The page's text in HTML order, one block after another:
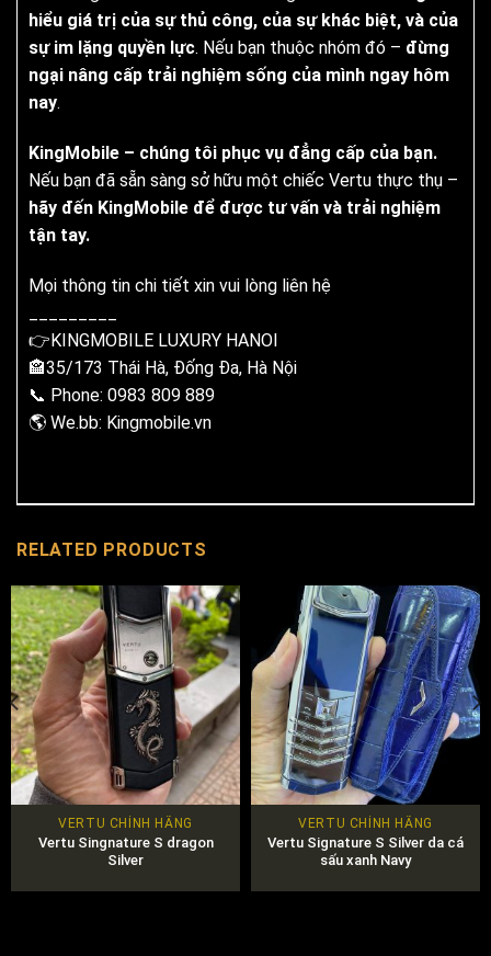
hiểu giá trị của sự thủ công, của sự khác biệt, và của
sự im lặng quyền lực. Nếu bạn thuộc nhóm đó – đừng
ngại nâng cấp trải nghiệm sống của mình ngay hôm
nay.
KingMobile – chúng tôi phục vụ đẳng cấp của bạn.
Nếu bạn đã sẵn sàng sở hữu một chiếc Vertu thực thụ –
hãy đến KingMobile để được tư vấn và trải nghiệm
tận tay.
Mọi thông tin chi tiết xin vui lòng liên hệ
👉KINGMOBILE LUXURY HANOI
🏤35/173 Thái Hà, Đống Đa, Hà Nội
📞 Phone: 0983 809 889
🌎 We.bb: Kingmobile.vn
RELATED PRODUCTS
VERTU CHÍNH HÃNG
Vertu Singnature S dragon
Silver
VERTU CHÍNH HÃNG
Vertu Signature S Silver da cá
sấu xanh Navy